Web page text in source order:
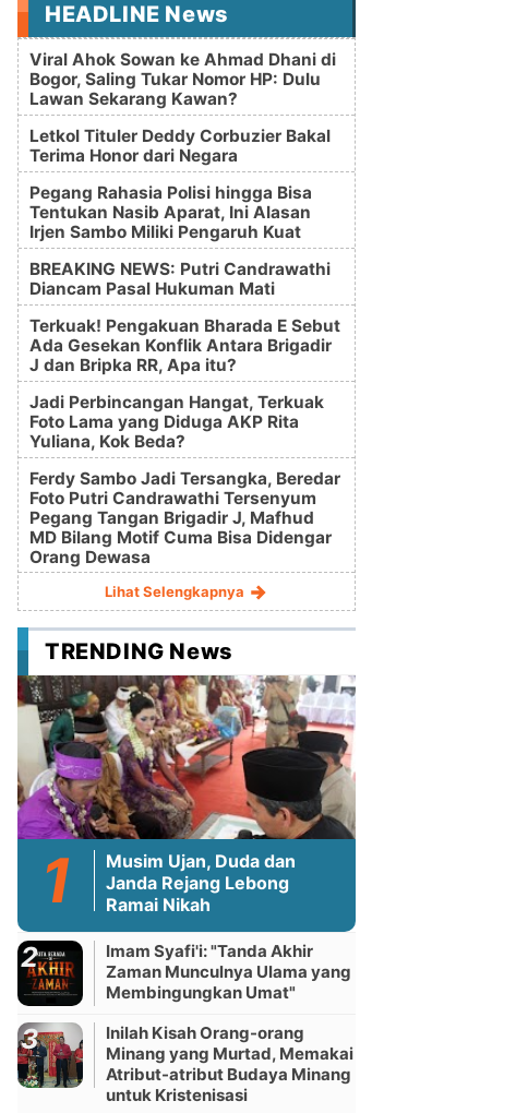
HEADLINE News
Viral Ahok Sowan ke Ahmad Dhani di
Bogor, Saling Tukar Nomor HP: Dulu
Lawan Sekarang Kawan?
Letkol Tituler Deddy Corbuzier Bakal
Terima Honor dari Negara
Pegang Rahasia Polisi hingga Bisa
Tentukan Nasib Aparat, Ini Alasan
Irjen Sambo Miliki Pengaruh Kuat
BREAKING NEWS: Putri Candrawathi
Diancam Pasal Hukuman Mati
Terkuak! Pengakuan Bharada E Sebut
Ada Gesekan Konflik Antara Brigadir
J dan Bripka RR, Apa itu?
Jadi Perbincangan Hangat, Terkuak
Foto Lama yang Diduga AKP Rita
Yuliana, Kok Beda?
Ferdy Sambo Jadi Tersangka, Beredar
Foto Putri Candrawathi Tersenyum
Pegang Tangan Brigadir J, Mafhud
MD Bilang Motif Cuma Bisa Didengar
Orang Dewasa
Lihat Selengkapnya
TRENDING News
Musim Ujan, Duda dan
Janda Rejang Lebong
Ramai Nikah
Imam Syafi'i: "Tanda Akhir
Zaman Munculnya Ulama yang
Membingungkan Umat"
Inilah Kisah Orang-orang
Minang yang Murtad, Memakai
Atribut-atribut Budaya Minang
untuk Kristenisasi